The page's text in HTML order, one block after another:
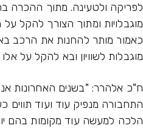
לפריקה ולטעינה. מתוך ההכרה
מוגבלויות ומתוך הצורך להקל
כאמור מותר להחנות את הרכב
מוגבלות לשוויון ובא להקל על
ח"כ אלהרר: "בשנים האחרונות
התחבורה מנפיק עוד ועוד תווים
הלכה למעשה עוד מקומות בהם